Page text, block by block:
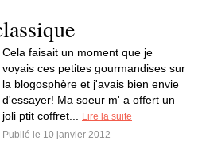
Cela faisait un moment que je
voyais ces petites gourmandises sur
la blogosphère et j'avais bien envie
d'essayer! Ma soeur m' a offert un
joli ptit coffret...
Lire la suite
Publié le 10 janvier 2012